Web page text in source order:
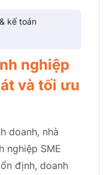
kế toán
nghiệp
và tối ưu
doanh, nhà
nghiệp SME
định, doanh